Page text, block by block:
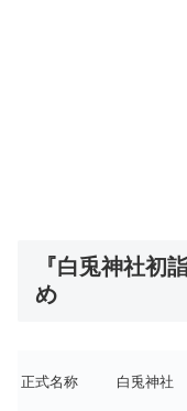
『白兎神社初
め
正式名称 白兎神社